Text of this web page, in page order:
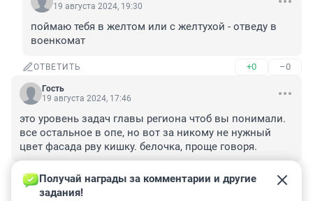
19 августа 2024, 19:30
поймаю тебя в желтом или с желтухой - отведу в
военкомат
ОТВЕТИТЬ +0 –0
Гость
19 августа 2024, 17:46
это уровень задач главы региона чтоб вы понимали.
все остальное в опе, но вот за никому не нужный
цвет фасада рву кишку. белочка, проще говоря.
ОТВЕТИТЬ –0
Гость
Получай награды за комментарии и другие
задания!